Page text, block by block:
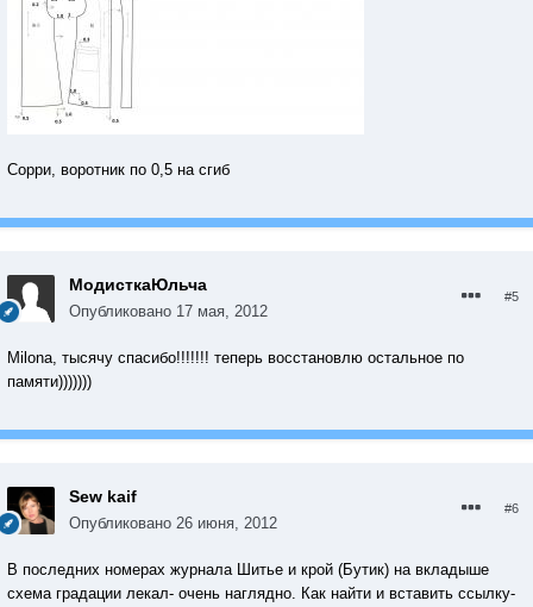
Сорри, воротник по 0,5 на сгиб
МодисткаЮльча
Опубликовано 17 мая, 2012
#5
Milona, тысячу спасибо!!!!!!! теперь восстановлю остальное по
памяти)))))))
Sew kaif
Опубликовано 26 июня, 2012
#6
В последних номерах журнала Шитье и крой (Бутик) на вкладыше
схема градации лекал- очень наглядно. Как найти и вставить ссылку-